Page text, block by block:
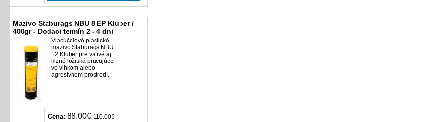
Mazivo Staburags NBU 8 EP Kluber /
400gr - Dodaci termín 2 - 4 dni
Viacúčelové plastické
mazivo Staburags NBU
12 Kluber pre valivé aj
klzné ložiská pracujúce
vo vlhkom alebo
agresívnom prostredí.
Cena: 88.00€ 110.00€